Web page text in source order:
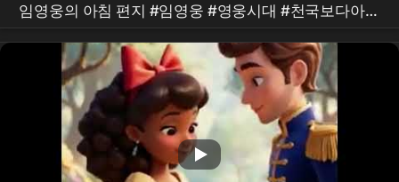
임영웅의 아침 편지 #임영웅 #영웅시대 #천국보다아름
다운